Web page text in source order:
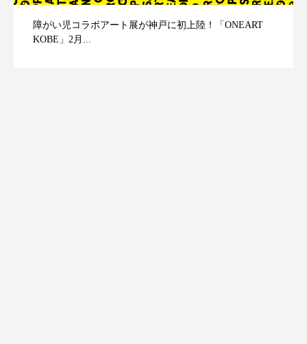
障がい児コラボアート展が神戸に初上陸！「ONEART
KOBE」2月...